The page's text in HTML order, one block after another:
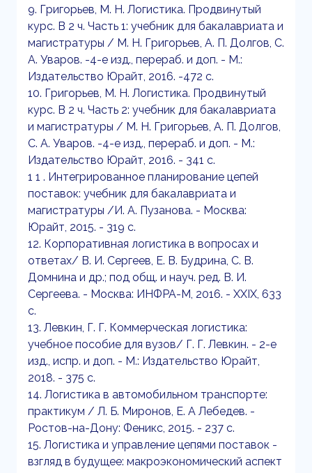
9. Григорьев, М. Н. Логистика. Продвинутый
курс. В 2 ч. Часть 1: учебник для бакалавриата и
магистратуры / М. Н. Григорьев, А. П. Долгов, С.
А. Уваров. -4-е изд., перераб. и доп. - М.:
Издательство Юрайт, 2016. -472 с.
10. Григорьев, М. Н. Логистика. Продвинутый
курс. В 2 ч. Часть 2: учебник для бакалавриата
и магистратуры / М. Н. Григорьев, А. П. Долгов,
С. А. Уваров. -4-е изд., перераб. и доп. - М.:
Издательство Юрайт, 2016. - 341 с.
1 1 . Интегрированное планирование цепей
поставок: учебник для бакалавриата и
магистратуры /И. А. Пузанова. - Москва:
Юрайт, 2015. - 319 с.
12. Корпоративная логистика в вопросах и
ответах/ В. И. Сергеев, Е. В. Будрина, С. В.
Домнина и др.; под общ. и науч. ред. В. И.
Сергеева. - Москва: ИНФРА-М, 2016. - XXIX, 633
с.
13. Левкин, Г. Г. Коммерческая логистика:
учебное пособие для вузов/ Г. Г. Левкин. - 2-е
изд., испр. и доп. - М.: Издательство Юрайт,
2018. - 375 с.
14. Логистика в автомобильном транспорте:
практикум / Л. Б. Миронов, Е. А Лебедев. -
Ростов-на-Дону: Феникс, 2015. - 237 с.
15. Логистика и управление цепями поставок -
взгляд в будущее: макроэкономический аспект